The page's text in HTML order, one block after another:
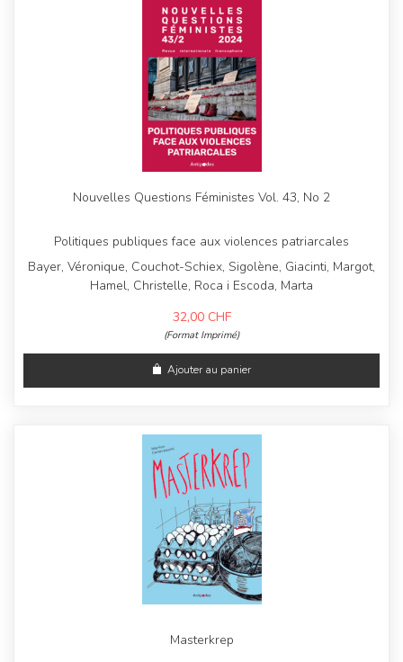
Nouvelles Questions Féministes Vol. 43, No 2
Politiques publiques face aux violences patriarcales
Bayer, Véronique, Couchot-Schiex, Sigolène, Giacinti, Margot,
Hamel, Christelle, Roca i Escoda, Marta
32,00 CHF
(Format Imprimé)
Ajouter au panier
Masterkrep